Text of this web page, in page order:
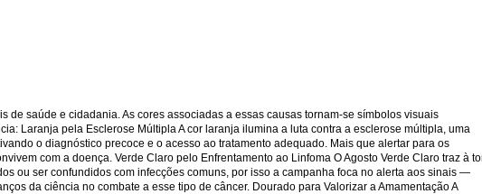
saúde e cidadania. As cores associadas a essas causas tornam-se símbolos visuais
Laranja pela Esclerose Múltipla A cor laranja ilumina a luta contra a esclerose múltipla, uma
o diagnóstico precoce e o acesso ao tratamento adequado. Mais que alertar para os
com a doença. Verde Claro pelo Enfrentamento ao Linfoma O Agosto Verde Claro traz à
ou ser confundidos com infecções comuns, por isso a campanha foca no alerta aos sinais —
da ciência no combate a esse tipo de câncer. Dourado para Valorizar a Amamentação A